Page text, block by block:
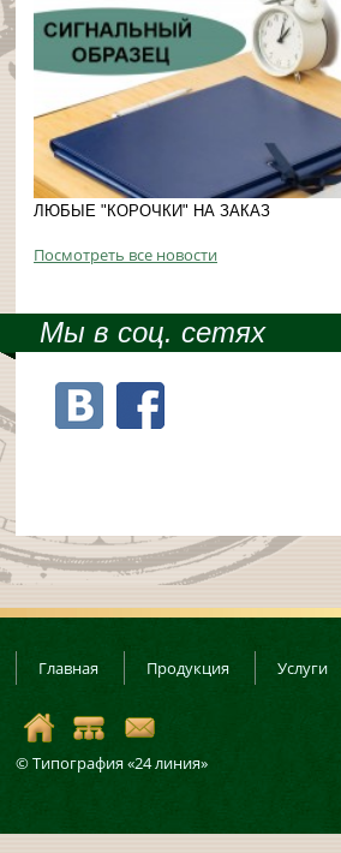
ЛЮБЫЕ "КОРОЧКИ" НА ЗАКАЗ
Посмотреть все новости
Мы в соц. сетях
Главная Продукция Услуги
© Типография «24 линия»